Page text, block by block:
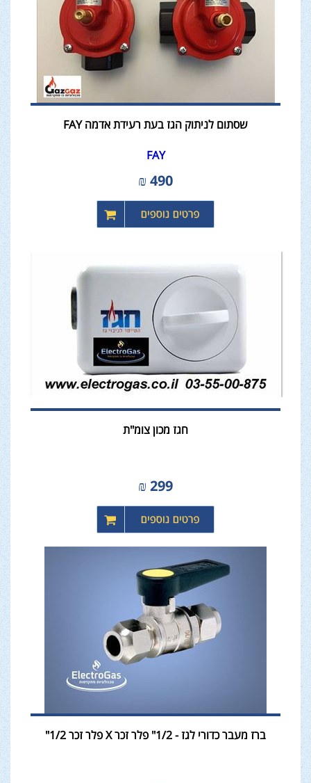
שסתום לניתוק הגז בעת רעידת אדמה FAY
FAY
490
₪
חגז מכון צומ"ת
299
₪
ברז מעבר כדורי לגז - 1/2" פלר זכר X פלר זכר 1/2"